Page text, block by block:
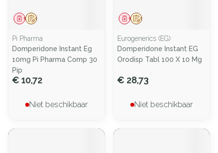
Op voorschrift
Geneesmiddel
Pi Pharma
Domperidone Instant Eg
10mg Pi Pharma Comp 30
Pip
€ 10,72
Niet beschikbaar
Op voorschrift
Geneesmiddel
Eurogenerics (EG)
Domperidone Instant EG
Orodisp Tabl 100 X 10 Mg
€ 28,73
Niet beschikbaar